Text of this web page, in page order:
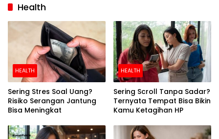
Health
HEALTH
Sering Stres Soal Uang?
Risiko Serangan Jantung
Bisa Meningkat
HEALTH
Sering Scroll Tanpa Sadar?
Ternyata Tempat Bisa Bikin
Kamu Ketagihan HP